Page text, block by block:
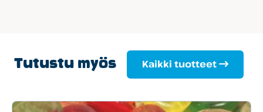
Tutustu myös Kaikki tuotteet